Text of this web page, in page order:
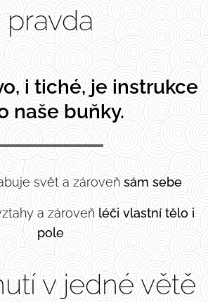
pravda
i tiché, je instrukce
naše buňky.
svět a zároveň sám sebe
a zároveň léči vlastní tělo i
pole
v jedné větě